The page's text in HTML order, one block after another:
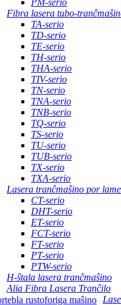
PM-serio
Fibra lasera tubo-
TA-serio
TD-serio
TE-serio
TH-serio
THA-serio
TIV-serio
TN-serio
TNA-serio
TNB-serio
TQ-serio
TS-serio
TU-serio
TUB-serio
TX-serio
TXA-serio
Lasera tranĉmaŝino por
CT-serio
DHT-serio
ET-serio
FCT-serio
FT-serio
PT-serio
PTW-serio
H-ŝtala lasera tranĉmaŝino
Alia Fibra Lasera Tranĉilo